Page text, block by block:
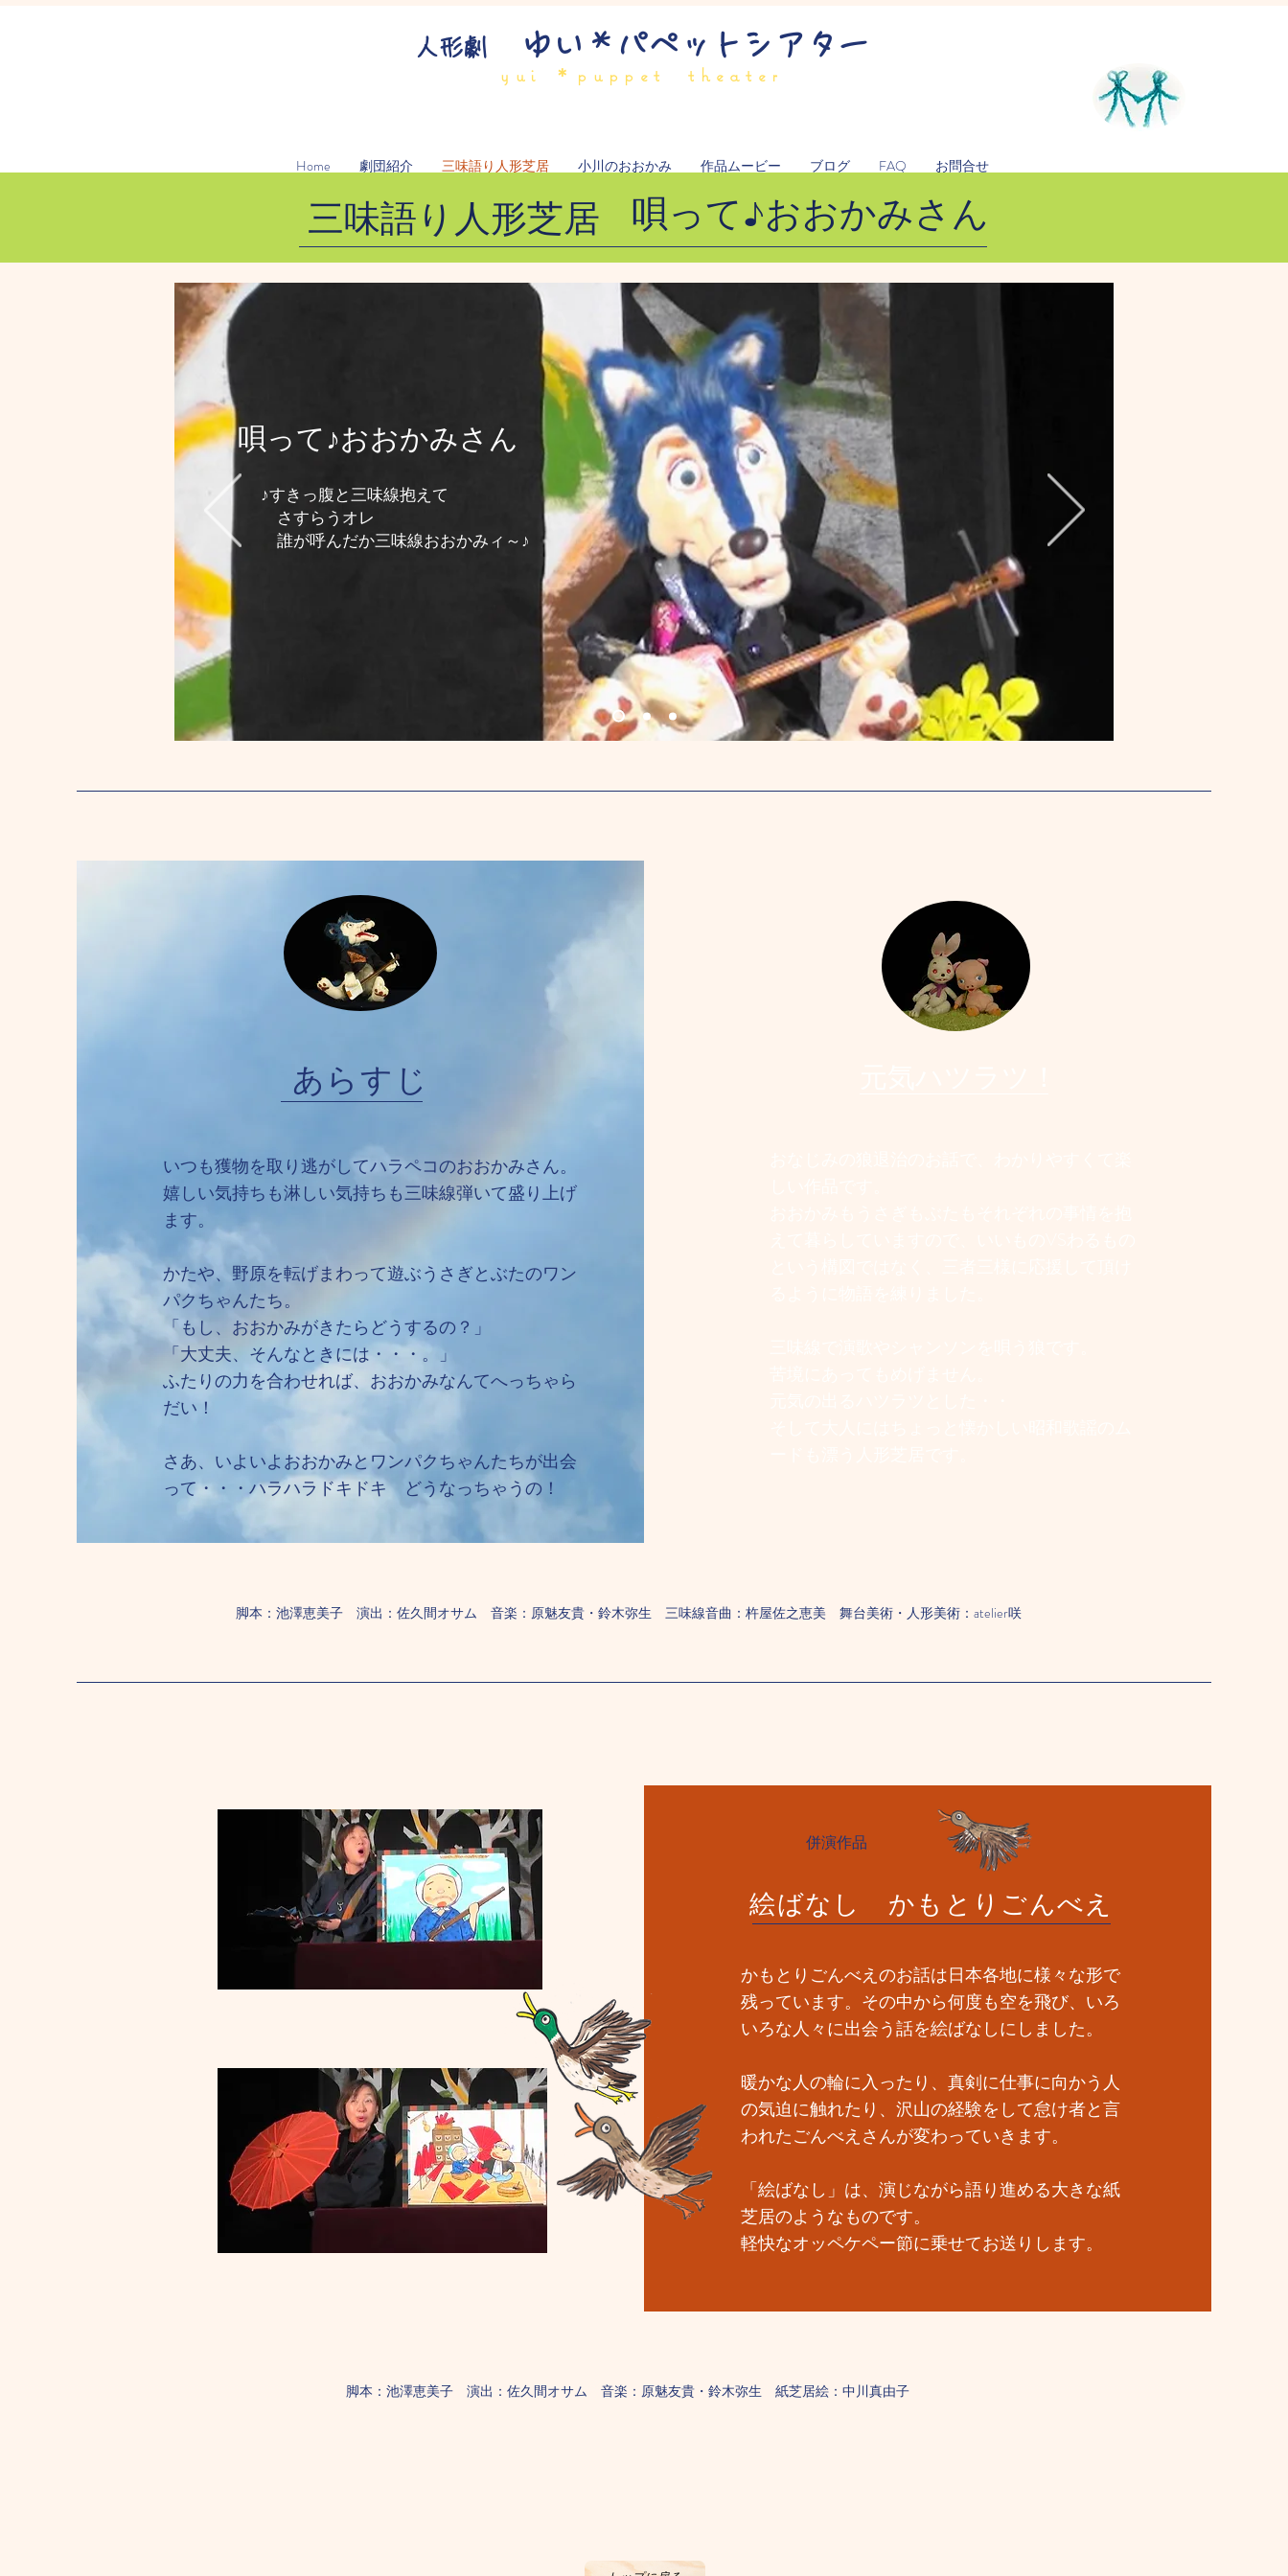
人形劇 ゆい＊パペットシアター
yui ＊puppet theater
Home 劇団紹介 三味語り人形芝居 小川のおおかみ 作品ムービー ブログ FAQ お問合せ
三味語り人形芝居唄って♪おおかみさん
唄って♪おおかみさん
♪すきっ腹と三味線抱えて
さすらうオレ
誰が呼んだか三味線おおかみィ～♪
あらすじ
いつも獲物を取り逃がしてハラペコのおおかみさん。
嬉しい気持ちも淋しい気持ちも三味線弾いて盛り上げ
ます。
かたや、野原を転げまわって遊ぶうさぎとぶたのワン
パクちゃんたち。
「もし、おおかみがきたらどうするの？」
「大丈夫、そんなときには・・・。」
ふたりの力を合わせれば、おおかみなんてへっちゃら
だい！
さあ、いよいよおおかみとワンパクちゃんたちが出会
って・・・ハラハラドキドキ どうなっちゃうの！
​脚本：池澤恵美子 演出：佐久間オサム 音楽：原魅友貴・鈴木弥生 三味線音曲：杵屋佐之恵美 舞台美術・人形美術：atelier咲
併演作品
絵ばなし かもとりごんべえ
かもとりごんべえのお話は日本各地に様々な形で
残っています。その中から何度も空を飛び、いろ
いろな人々に出会う話を絵ばなしにしました。
暖かな人の輪に入ったり、真剣に仕事に向かう人
の気迫に触れたり、沢山の経験をして怠け者と言
われたごんべえさんが変わっていきます。
「絵ばなし」は、演じながら語り進める大きな紙
芝居のようなものです。
軽快なオッペケペー節に乗せてお送りします。
​脚本：池澤恵美子 演出：佐久間オサム 音楽：原魅友貴・鈴木弥生 紙芝居絵：中川真由子